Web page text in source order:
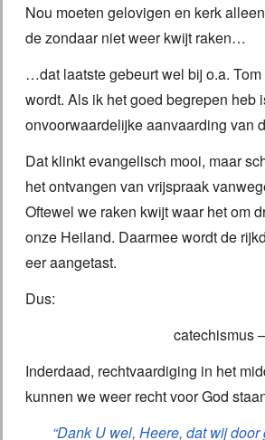
Nou moeten gelovigen en kerk
de zondaar niet weer kwijt raken…
…dat laatste gebeurt wel bij o.a.
wordt. Als ik het goed begrepen
onvoorwaardelijke aanvaarding van
Dat klinkt evangelisch mooi, maar
het ontvangen van vrijspraak
Oftewel we raken kwijt waar het om
onze Heiland. Daarmee wordt de
eer aangetast.
Dus:
catechismus –
Inderdaad, rechtvaardiging in het
kunnen we weer recht voor God
“Dank U wel, Heere, dat wij